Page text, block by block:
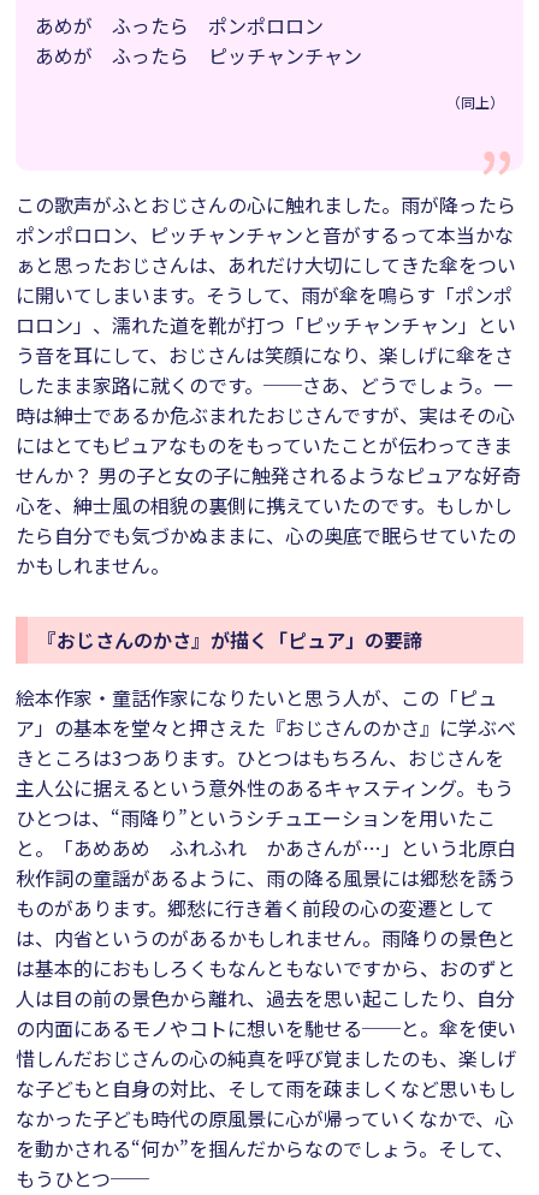
あめが ふったら ポンポロロン
あめが ふったら ピッチャンチャン
（同上）
この歌声がふとおじさんの心に触れました。雨が降ったら
ポンポロロン、ピッチャンチャンと音がするって本当かな
ぁと思ったおじさんは、あれだけ大切にしてきた傘をつい
に開いてしまいます。そうして、雨が傘を鳴らす「ポンポ
ロロン」、濡れた道を靴が打つ「ピッチャンチャン」とい
う音を耳にして、おじさんは笑顔になり、楽しげに傘をさ
したまま家路に就くのです。──さあ、どうでしょう。一
時は紳士であるか危ぶまれたおじさんですが、実はその心
にはとてもピュアなものをもっていたことが伝わってきま
せんか？ 男の子と女の子に触発されるようなピュアな好奇
心を、紳士風の相貌の裏側に携えていたのです。もしかし
たら自分でも気づかぬままに、心の奥底で眠らせていたの
かもしれません。
『おじさんのかさ』が描く「ピュア」の要諦
絵本作家・童話作家になりたいと思う人が、この「ピュ
ア」の基本を堂々と押さえた『おじさんのかさ』に学ぶべ
きところは3つあります。ひとつはもちろん、おじさんを
主人公に据えるという意外性のあるキャスティング。もう
ひとつは、“雨降り”というシチュエーションを用いたこ
と。「あめあめ ふれふれ かあさんが…」という北原白
秋作詞の童謡があるように、雨の降る風景には郷愁を誘う
ものがあります。郷愁に行き着く前段の心の変遷として
は、内省というのがあるかもしれません。雨降りの景色と
は基本的におもしろくもなんともないですから、おのずと
人は目の前の景色から離れ、過去を思い起こしたり、自分
の内面にあるモノやコトに想いを馳せる──と。傘を使い
惜しんだおじさんの心の純真を呼び覚ましたのも、楽しげ
な子どもと自身の対比、そして雨を疎ましくなど思いもし
なかった子ども時代の原風景に心が帰っていくなかで、心
を動かされる“何か”を掴んだからなのでしょう。そして、
もうひとつ──